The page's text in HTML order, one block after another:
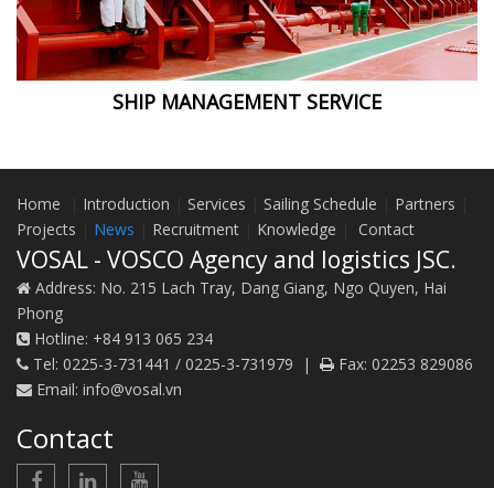
SHIP MANAGEMENT SERVICE
Home Introduction Services Sailing Schedule Partners
Projects
News Recruitment Knowledge Contact
VOSAL - VOSCO Agency and logistics JSC.
Address: No. 215 Lach Tray, Dang Giang, Ngo Quyen, Hai
Phong
Hotline: +84 913 065 234
Tel: 0225-3-731441 / 0225-3-731979 | Fax: 02253 829086
Email: info@vosal.vn
Contact